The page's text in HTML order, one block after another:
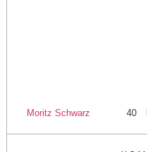
Moritz Schwarz 40